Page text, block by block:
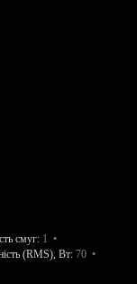
смуг 1
(RMS), Вт 70